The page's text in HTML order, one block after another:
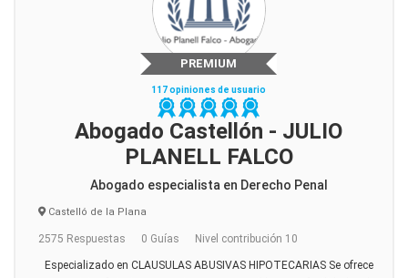
PREMIUM
117 opiniones de usuario
Abogado Castellón - JULIO
PLANELL FALCO
Abogado especialista en Derecho Penal
Castelló de la Plana
2575 Respuestas 0 Guías Nivel contribución 10
Especializado en CLAUSULAS ABUSIVAS HIPOTECARIAS Se ofrece